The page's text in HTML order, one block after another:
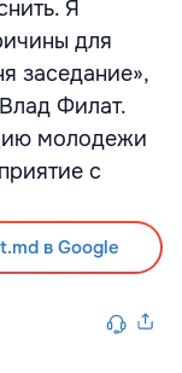
Я
для
заседание»,
Филат.
молодежи
с
в Google